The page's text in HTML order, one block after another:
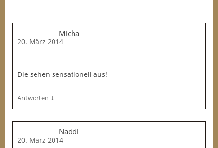
Micha
20. März 2014
Die sehen sensationell aus!
Antworten ↓
Naddi
20. März 2014